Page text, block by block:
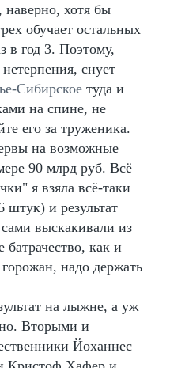
хотя бы
обучает остальных
в год 3. Поэтому,
снует
Сибирское туда и
на спине, не
его за труженика.
на возможные
90 млрд руб. Всё
я взяла всё-таки
штук) и результат
выскакивали из
как и
надо держать
на лыжне, а уж
Вторыми и
Йоханнес